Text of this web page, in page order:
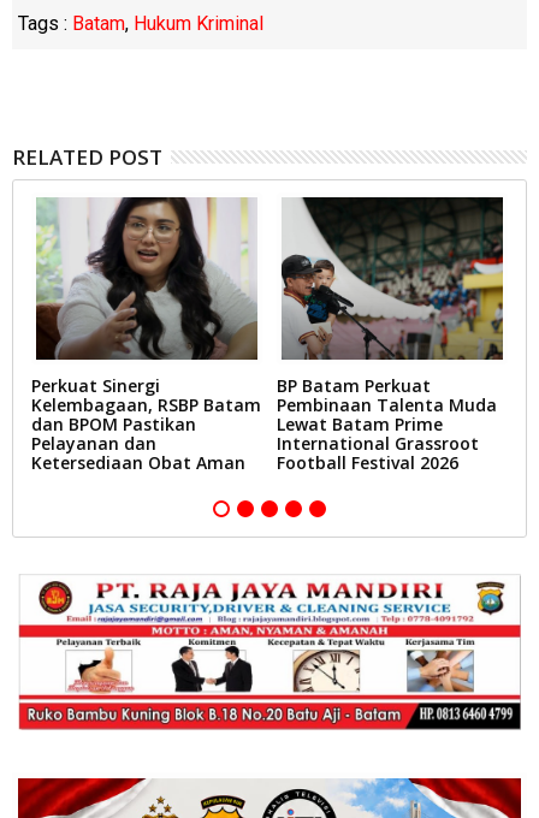
Tags : Batam, Hukum Kriminal
RELATED POST
Perkuat Sinergi
Kelembagaan, RSBP Batam
dan BPOM Pastikan
Pelayanan dan
Ketersediaan Obat Aman
BP Batam Perkuat
Pembinaan Talenta Muda
Lewat Batam Prime
International Grassroot
Football Festival 2026